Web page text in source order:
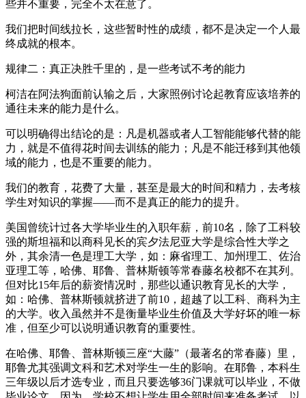
些并不重要，完全不太在意了。
我们把时间线拉长，这些暂时性的成绩，都不是决定一个人最
终成就的根本。
规律二：真正决胜千里的，是一些考试不考的能力
柯洁在阿法狗面前认输之后，大家照例讨论起教育应该培养的
通往未来的能力是什么。
可以明确得出结论的是：凡是机器或者人工智能能够代替的能
力，就是不值得花时间去训练的能力；凡是不能迁移到其他领
域的能力，也是不重要的能力。
我们的教育，花费了大量，甚至是最大的时间和精力，去考核
学生对知识的掌握——而不是真正的能力的提升。
美国曾统计过各大学毕业生的入职年薪，前10名，除了工科较
强的斯坦福和以商科见长的宾夕法尼亚大学是综合性大学之
外，其余清一色是理工大学，如：麻省理工、加州理工、佐治
亚理工等，哈佛、耶鲁、普林斯顿等常春藤名校都不在其列。
但对比15年后的薪资情况时，那些以通识教育见长的大学，
如：哈佛、普林斯顿就挤进了前10，超越了以工科、商科为主
的大学。收入虽然并不是衡量毕业生价值及大学好坏的唯一标
准，但至少可以说明通识教育的重要性。
在哈佛、耶鲁、普林斯顿三座“大藤”（最著名的常春藤）里，
耶鲁尤其强调文科和艺术对学生一生的影响。在耶鲁，本科生
三年级以后才选专业，而且只要选够36门课就可以毕业，不做